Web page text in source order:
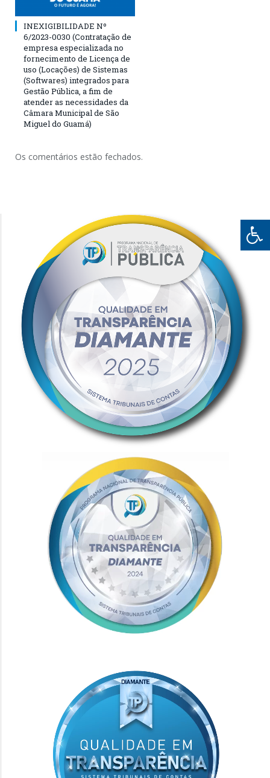
INEXIGIBILIDADE Nº
6/2023-0030 (Contratação de
empresa especializada no
fornecimento de Licença de
uso (Locações) de Sistemas
(Softwares) integrados para
Gestão Pública, a fim de
atender as necessidades da
Câmara Municipal de São
Miguel do Guamá)
Os comentários estão fechados.